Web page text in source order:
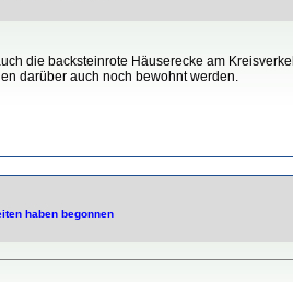
die backsteinrote Häuserecke am
darüber auch noch bewohnt werden.
haben begonnen